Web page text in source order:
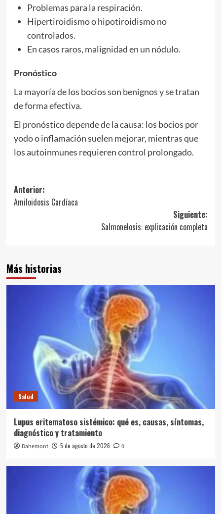
Problemas para la respiración.
Hipertiroidismo o hipotiroidismo no
controlados.
En casos raros, malignidad en un nódulo.
Pronóstico
La mayoría de los bocios son benignos y se tratan
de forma efectiva.
El pronóstico depende de la causa: los bocios por
yodo o inflamación suelen mejorar, mientras que
los autoinmunes requieren control prolongado.
Navegación
de
Anterior:
Amiloidosis Cardíaca
Siguiente:
Salmonelosis: explicación completa
Más historias
Salud
Lupus eritematoso sistémico: qué es, causas, síntomas,
diagnóstico y tratamiento
Dahemont 5 de agosto de 2026 0